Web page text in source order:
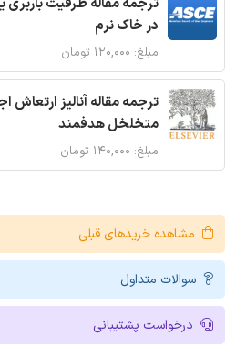
در خاک نرم
مبلغ: ۱۲۰,۰۰۰ تومان
ترجمه مقاله آنالیز ارتعاش
متخلخل هدفمند
مبلغ: ۱۴۰,۰۰۰ تومان
مشاهده خریدهای قبلی
سوالات متداول
درخواست پشتیبانی